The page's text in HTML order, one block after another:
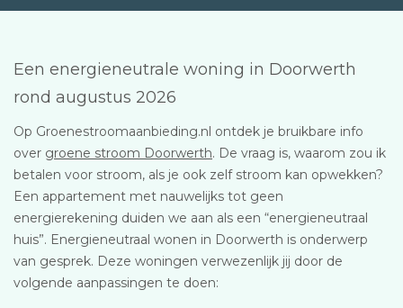
Een energieneutrale woning in Doorwerth
rond augustus 2026
Op Groenestroomaanbieding.nl ontdek je bruikbare info
over groene stroom Doorwerth. De vraag is, waarom zou ik
betalen voor stroom, als je ook zelf stroom kan opwekken?
Een appartement met nauwelijks tot geen
energierekening duiden we aan als een “energieneutraal
huis”. Energieneutraal wonen in Doorwerth is onderwerp
van gesprek. Deze woningen verwezenlijk jij door de
volgende aanpassingen te doen: